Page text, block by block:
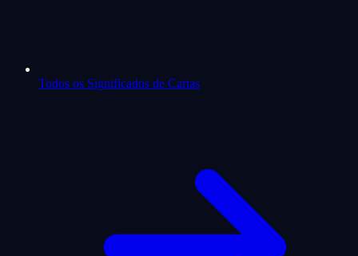
Todos os Significados de Cartas